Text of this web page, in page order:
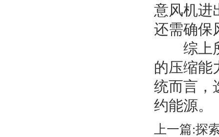
意风机进
还需确保
综上所
的压缩能
统而言，
约能源。
上一篇:探